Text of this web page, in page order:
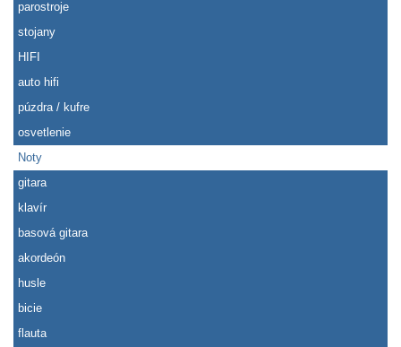
parostroje
stojany
HIFI
auto hifi
púzdra / kufre
osvetlenie
Noty
gitara
klavír
basová gitara
akordeón
husle
bicie
flauta